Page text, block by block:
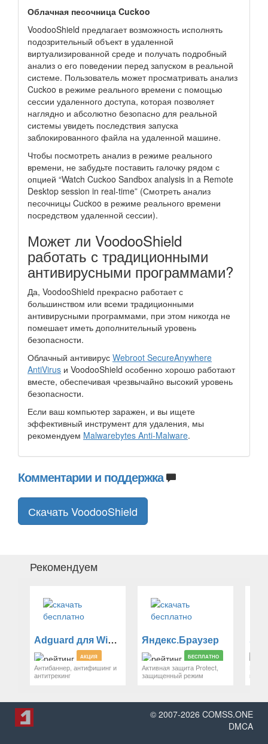
Облачная песочница Cuckoo
VoodooShield предлагает возможность исполнять
подозрительный объект в удаленной
виртуализированной среде и получать подробный
анализ о его поведении перед запуском в реальной
системе. Пользователь может просматривать анализ
Cuckoo в режиме реального времени с помощью
сессии удаленного доступа, которая позволяет
наглядно и абсолютно безопасно для реальной
системы увидеть последствия запуска
заблокированного файла на удаленной машине.
Чтобы посмотреть анализ в режиме реального
времени, не забудьте поставить галочку рядом с
опцией “Watch Cuckoo Sandbox analysis in a Remote
Desktop session in real-time” (Смотреть анализ
песочницы Cuckoo в режиме реального времени
посредством удаленной сессии).
Может ли VoodooShield
работать с традиционными
антивирусными программами?
Да, VoodooShield прекрасно работает с
большинством или всеми традиционными
антивирусными программами, при этом никогда не
помешает иметь дополнительный уровень
безопасности.
Облачный антивирус Webroot SecureAnywhere
AntiVirus и VoodooShield особенно хорошо работают
вместе, обеспечивая чрезвычайно высокий уровень
безопасности.
Если ваш компьютер заражен, и вы ищете
эффективный инструмент для удаления, мы
рекомендуем Malwarebytes Anti-Malware.
Комментарии и поддержка
Скачать VoodooShield
Рекомендуем
Adguard для Windows
АКЦИЯ
Антибаннер, антифишинг и
антитрекинг
Яндекс.Браузер
БЕСПЛАТНО
Активная защита Protect,
защищенный режим
© 2007-2026 COMSS.ONE
DMCA